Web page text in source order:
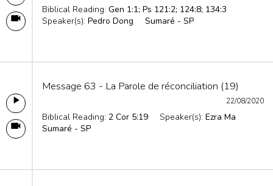
Biblical Reading: Gen 1:1; Ps 121:2; 124:8; 134:3
Speaker(s): Pedro Dong Sumaré - SP
Message 63 - La Parole de réconciliation (19)
22/08/2020
Biblical Reading: 2 Cor 5:19 Speaker(s): Ezra Ma
Sumaré - SP